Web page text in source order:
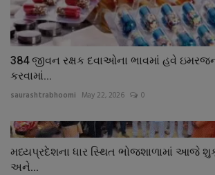
384 જીવન રક્ષક દવાઓના ભાવમાં હવે
કરવામાં...
saurashtrabhoomi May 22, 2026 0
મધ્યપ્રદેશના ધાર સ્થિત ભોજશાળામાં આજે
અને...